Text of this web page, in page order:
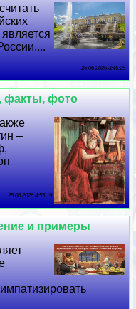
26 06 2026 3:46:25
факты, фото
–
25 06 2026 4:55:19
и примеры